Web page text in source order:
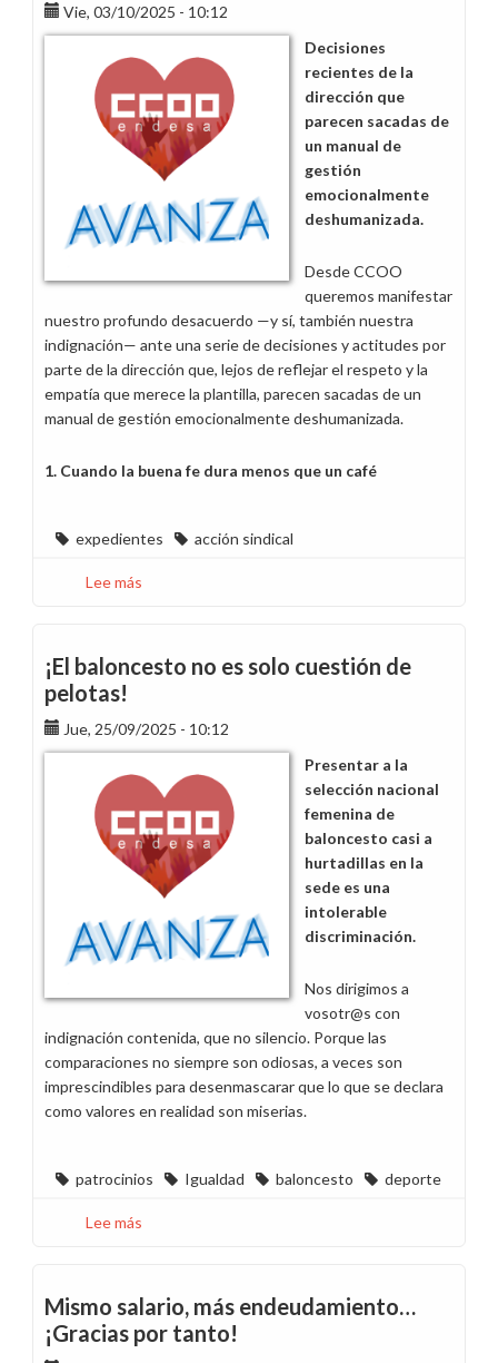
mejora,
solo
una
rectificación
necesaria
Vie, 03/10/2025 - 10:12
Decisiones
recientes de la
dirección que
parecen sacadas de
un manual de
gestión
emocionalmente
deshumanizada.
Desde CCOO
queremos manifestar
nuestro profundo desacuerdo —y sí, también nuestra
indignación— ante una serie de decisiones y actitudes por
parte de la dirección que, lejos de reflejar el respeto y la
empatía que merece la plantilla, parecen sacadas de un
manual de gestión emocionalmente deshumanizada.
1. Cuando la buena fe dura menos que un café
expedientes acción sindical
Lee más
hablar
claro!
¡El baloncesto no es solo cuestión de
pelotas!
Jue, 25/09/2025 - 10:12
Presentar a la
selección nacional
femenina de
baloncesto casi a
hurtadillas en la
sede es una
intolerable
discriminación.
Nos dirigimos a
vosotr@s con
indignación contenida, que no silencio. Porque las
comparaciones no siempre son odiosas, a veces son
imprescindibles para desenmascarar que lo que se declara
como valores en realidad son miserias.
patrocinios Igualdad baloncesto deporte
Lee más
no
es
solo
Mismo salario, más endeudamiento…
¡Gracias por tanto!